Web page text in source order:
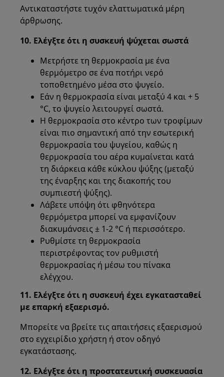
Αντικαταστήστε τυχόν ελαττωματικά μέρη
άρθρωσης.
10. Ελέγξτε ότι η συσκευή ψύχεται σωστά
Μετρήστε τη θερμοκρασία με ένα
θερμόμετρο σε ένα ποτήρι νερό
τοποθετημένο μέσα στο ψυγείο.
Εάν η θερμοκρασία είναι μεταξύ 4 και + 5
°C, το ψυγείο λειτουργεί σωστά.
Η θερμοκρασία στο κέντρο των τροφίμων
είναι πιο σημαντική από την εσωτερική
θερμοκρασία του ψυγείου, καθώς η
θερμοκρασία του αέρα κυμαίνεται κατά
τη διάρκεια κάθε κύκλου ψύξης (μεταξύ
της έναρξης και της διακοπής του
συμπιεστή ψύξης).
Λάβετε υπόψη ότι φθηνότερα
θερμόμετρα μπορεί να εμφανίζουν
διακυμάνσεις ± 1-2 °C ή περισσότερο.
Ρυθμίστε τη θερμοκρασία
περιστρέφοντας τον ρυθμιστή
θερμοκρασίας ή μέσω του πίνακα
ελέγχου.
11. Ελέγξτε ότι η συσκευή έχει εγκατασταθεί
με επαρκή εξαερισμό.
Μπορείτε να βρείτε τις απαιτήσεις εξαερισμού
στο εγχειρίδιο χρήστη ή στον οδηγό
εγκατάστασης.
12. Ελέγξτε ότι η προστατευτική συσκευασία